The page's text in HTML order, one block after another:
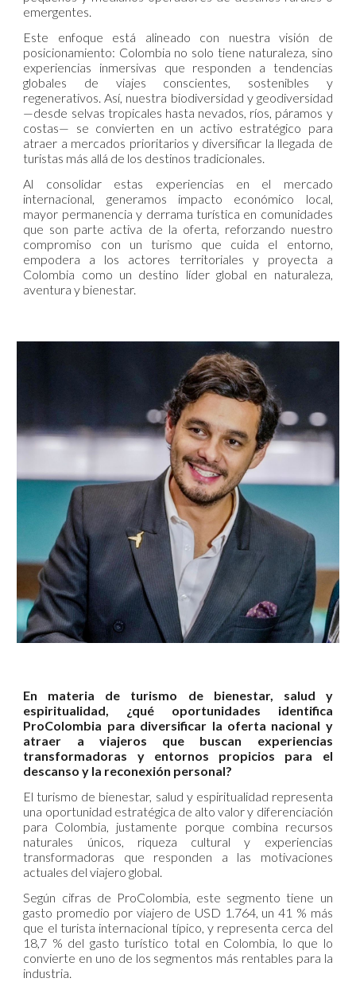
emergentes.
Este enfoque está alineado con nuestra visión de
posicionamiento: Colombia no solo tiene naturaleza, sino
experiencias inmersivas que responden a tendencias
globales de viajes conscientes, sostenibles y
regenerativos. Así, nuestra biodiversidad y geodiversidad
—desde selvas tropicales hasta nevados, ríos, páramos y
costas— se convierten en un activo estratégico para
atraer a mercados prioritarios y diversificar la llegada de
turistas más allá de los destinos tradicionales.
Al consolidar estas experiencias en el mercado
internacional, generamos impacto económico local,
mayor permanencia y derrama turística en comunidades
que son parte activa de la oferta, reforzando nuestro
compromiso con un turismo que cuida el entorno,
empodera a los actores territoriales y proyecta a
Colombia como un destino líder global en naturaleza,
aventura y bienestar.
En materia de turismo de bienestar, salud y
espiritualidad, ¿qué oportunidades identifica
ProColombia para diversificar la oferta nacional y
atraer a viajeros que buscan experiencias
transformadoras y entornos propicios para el
descanso y la reconexión personal?
El turismo de bienestar, salud y espiritualidad representa
una oportunidad estratégica de alto valor y diferenciación
para Colombia, justamente porque combina recursos
naturales únicos, riqueza cultural y experiencias
transformadoras que responden a las motivaciones
actuales del viajero global.
Según cifras de ProColombia, este segmento tiene un
gasto promedio por viajero de USD 1.764, un 41 % más
que el turista internacional típico, y representa cerca del
18,7 % del gasto turístico total en Colombia, lo que lo
convierte en uno de los segmentos más rentables para la
industria.